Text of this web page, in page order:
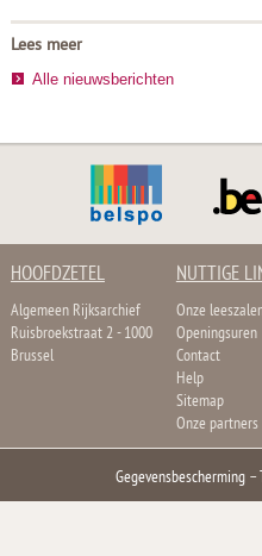
Lees meer
Alle nieuwsberichten
HOOFDZETEL
Algemeen Rijksarchief
Ruisbroekstraat 2 - 1000
Brussel
NUTTIGE
Onze
Openingsuren
Contact
Help
Sitemap
Onze partners
Gegevensbescherming–